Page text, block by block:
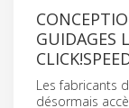
GUIDAGES
Les fabricants
désormais